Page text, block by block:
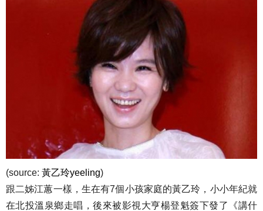
(source: 黃乙玲yeeling)
跟二姊江蕙一樣，生在有7個小孩家庭的黃乙玲，小小年紀就
在北投溫泉鄉走唱，後來被影視大亨楊登魁簽下發了《講什